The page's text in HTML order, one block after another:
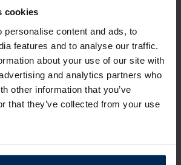
cookies
personalise content and ads, to
features and to analyse our traffic.
about your use of our site with
and analytics partners who
other information that you’ve
that they’ve collected from your use
Het lijkt positief, maar
en vergroot de kans
Vaak ligt de oorzaak in
of een
deze soorten